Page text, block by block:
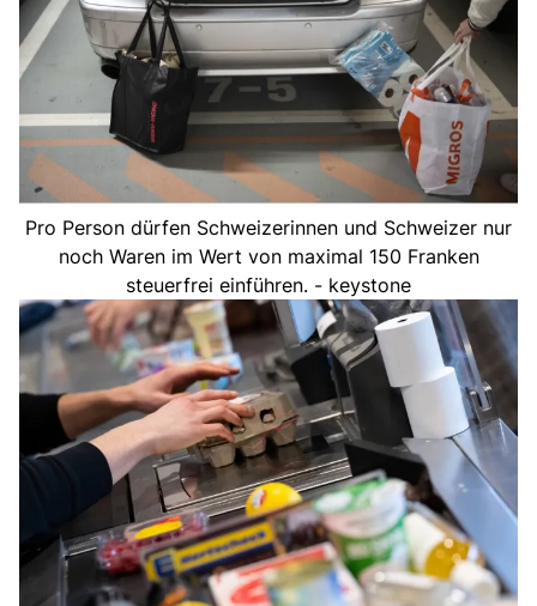
Pro Person dürfen Schweizerinnen und Schweizer nur
noch Waren im Wert von maximal 150 Franken
steuerfrei einführen. - keystone